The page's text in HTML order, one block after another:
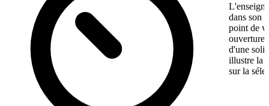
dans son
point de
ouverture,
d'une
illustre la
sur la